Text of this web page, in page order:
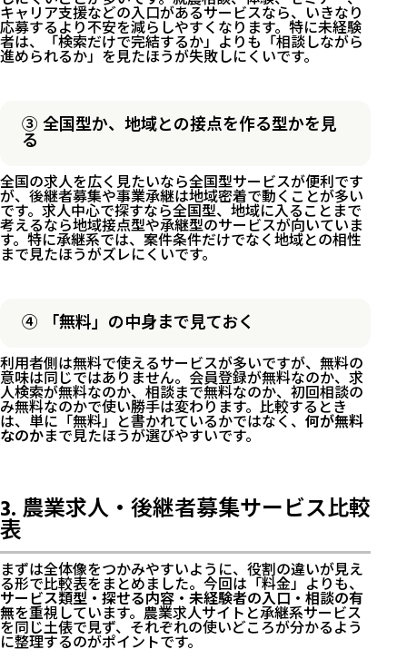
キャリア支援などの入口があるサービスなら、いきなり
応募するより不安を減らしやすくなります。特に未経験
者は、「検索だけで完結するか」よりも「相談しながら
進められるか」を見たほうが失敗しにくいです。
③ 全国型か、地域との接点を作る型かを見
る
全国の求人を広く見たいなら全国型サービスが便利です
が、後継者募集や事業承継は地域密着で動くことが多い
です。求人中心で探すなら全国型、地域に入ることまで
考えるなら地域接点型や承継型のサービスが向いていま
す。特に承継系では、案件条件だけでなく地域との相性
まで見たほうがズレにくいです。
④ 「無料」の中身まで見ておく
利用者側は無料で使えるサービスが多いですが、無料の
意味は同じではありません。会員登録が無料なのか、求
人検索が無料なのか、相談まで無料なのか、初回相談の
み無料なのかで使い勝手は変わります。比較するとき
は、単に「無料」と書かれているかではなく、 何が無料
なのかまで見たほうが選びやすいです。
3. 農業求人・後継者募集サービス比較
表
まずは全体像をつかみやすいように、役割の違いが見え
る形で比較表をまとめました。今回は「料金」よりも、
サービス類型・探せる内容・未経験者の入口・相談の有
無を重視しています。農業求人サイトと承継系サービス
を同じ土俵で見ず、それぞれの使いどころが分かるよう
に整理するのがポイントです。